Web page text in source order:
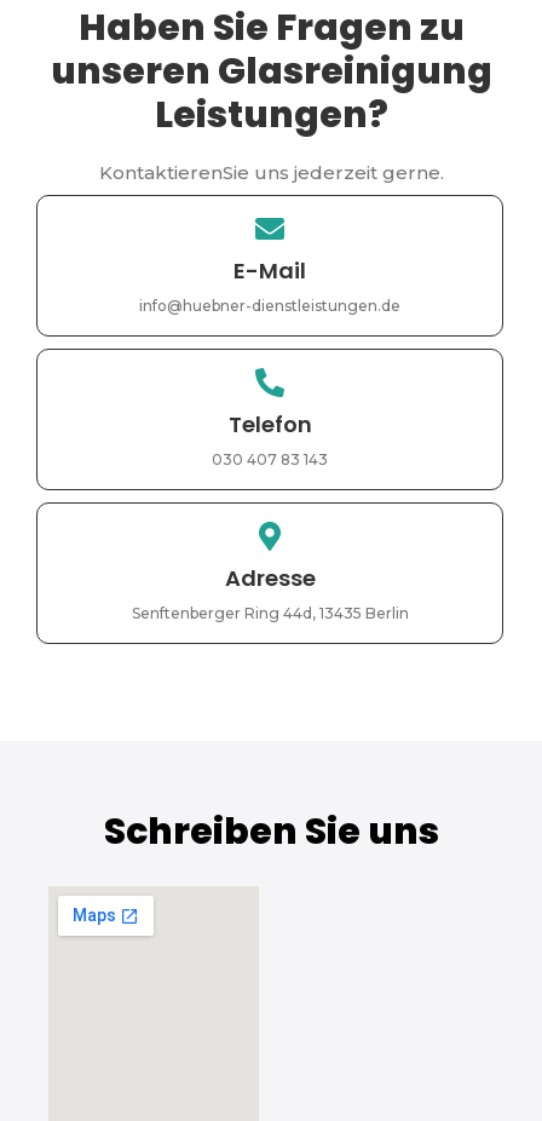
Haben Sie Fragen zu
unseren Glasreinigung
Leistungen?
KontaktierenSie uns jederzeit gerne.
E-Mail
info@huebner-dienstleistungen.de
Telefon
030 407 83 143
Adresse
Senftenberger Ring 44d, 13435 Berlin
Schreiben Sie uns